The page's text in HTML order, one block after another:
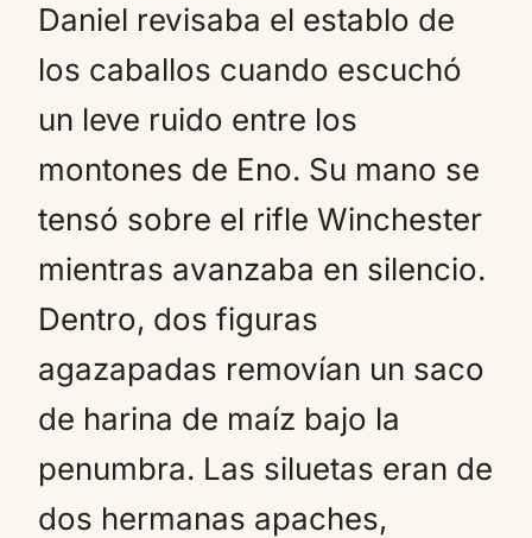
Daniel revisaba el establo de
los caballos cuando escuchó
un leve ruido entre los
montones de Eno. Su mano se
tensó sobre el rifle Winchester
mientras avanzaba en silencio.
Dentro, dos figuras
agazapadas removían un saco
de harina de maíz bajo la
penumbra. Las siluetas eran de
dos hermanas apaches,